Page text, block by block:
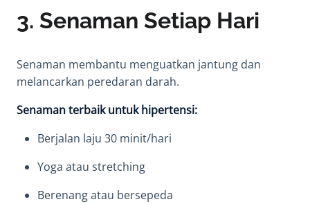
3. Senaman Setiap Hari
Senaman membantu menguatkan jantung dan
melancarkan peredaran darah.
Senaman terbaik untuk hipertensi:
Berjalan laju 30 minit/hari
Yoga atau stretching
Berenang atau bersepeda